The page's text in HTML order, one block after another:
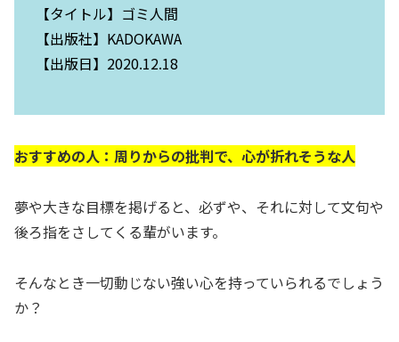
【タイトル】ゴミ人間
【出版社】KADOKAWA
【出版日】2020.12.18
おすすめの人：周りからの批判で、心が折れそうな人
夢や大きな目標を掲げると、必ずや、それに対して文句や
後ろ指をさしてくる輩がいます。
そんなとき一切動じない強い心を持っていられるでしょう
か？